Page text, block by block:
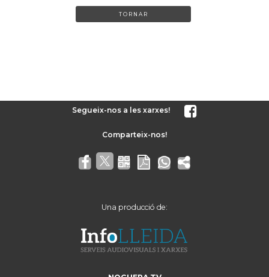
TORNAR
Segueix-nos a les xarxes!
Una producció de: